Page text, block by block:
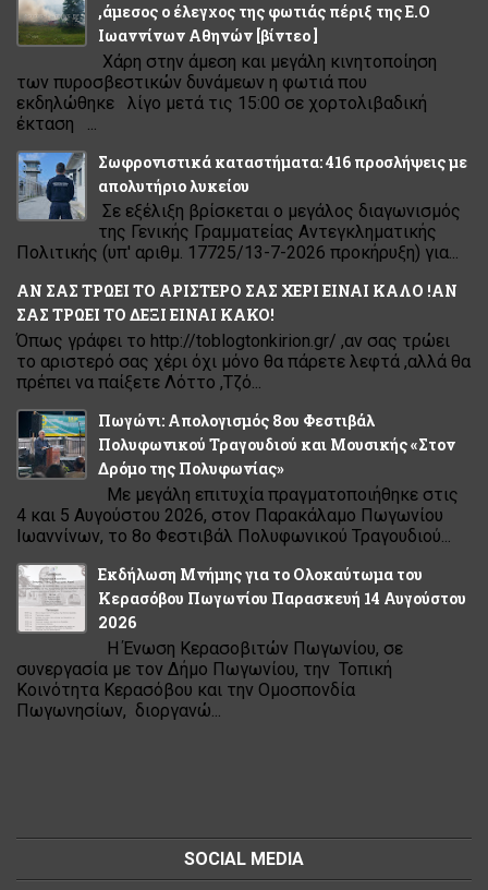
,άμεσος ο έλεγχος της φωτιάς πέριξ της Ε.Ο
Ιωαννίνων Αθηνών [βίντεο ]
Χάρη στην άμεση και μεγάλη κινητοποίηση
των πυροσβεστικών δυνάμεων η φωτιά που
εκδηλώθηκε λίγο μετά τις 15:00 σε χορτολιβαδική
έκταση ...
Σωφρονιστικά καταστήματα: 416 προσλήψεις με
απολυτήριο λυκείου
Σε εξέλιξη βρίσκεται ο μεγάλος διαγωνισμός
της Γενικής Γραμματείας Αντεγκληματικής
Πολιτικής (υπ' αριθμ. 17725/13-7-2026 προκήρυξη) για...
ΑΝ ΣΑΣ ΤΡΩΕΙ ΤΟ ΑΡΙΣΤΕΡΟ ΣΑΣ ΧΕΡΙ ΕΙΝΑΙ ΚΑΛΟ !ΑΝ
ΣΑΣ ΤΡΩΕΙ ΤΟ ΔΕΞΙ ΕΙΝΑΙ ΚΑΚΟ!
Όπως γράφει το http://toblogtonkirion.gr/ ,αν σας τρώει
το αριστερό σας χέρι όχι μόνο θα πάρετε λεφτά ,αλλά θα
πρέπει να παίξετε Λόττο ,Τζό...
Πωγώνι: Απολογισμός 8ου Φεστιβάλ
Πολυφωνικού Τραγουδιού και Μουσικής «Στον
Δρόμο της Πολυφωνίας»
Με μεγάλη επιτυχία πραγματοποιήθηκε στις
4 και 5 Αυγούστου 2026, στον Παρακάλαμο Πωγωνίου
Ιωαννίνων, το 8ο Φεστιβάλ Πολυφωνικού Τραγουδιού...
Εκδήλωση Μνήμης για το Ολοκαύτωμα του
Κερασόβου Πωγωνίου Παρασκευή 14 Αυγούστου
2026
Η Ένωση Κερασοβιτών Πωγωνίου, σε
συνεργασία με τον Δήμο Πωγωνίου, την Τοπική
Κοινότητα Κερασόβου και την Ομοσπονδία
Πωγωνησίων, διοργανώ...
SOCIAL MEDIA